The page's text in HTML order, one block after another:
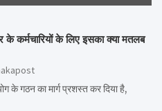
कर्मचारियों के लिए इसका क्या मतलब
के गठन का मार्ग प्रशस्त कर दिया है,